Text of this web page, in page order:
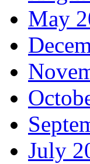
May
July